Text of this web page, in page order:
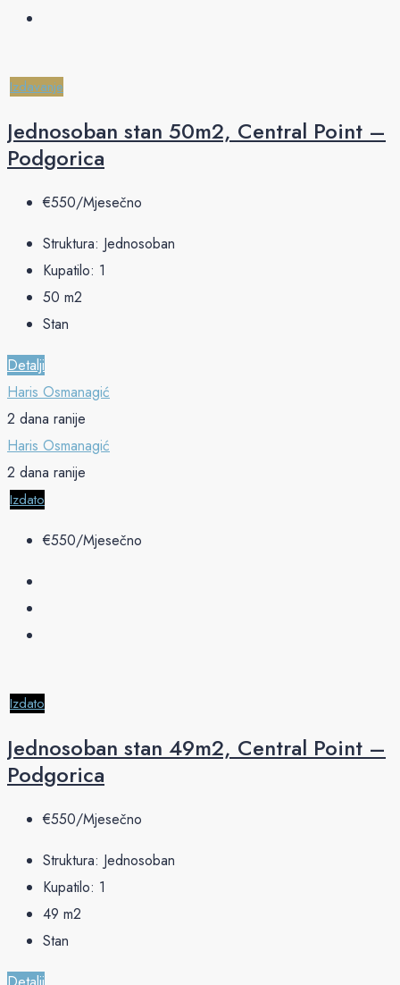
Izdavanje
Jednosoban stan 50m2, Central Point –
Podgorica
€‎550/Mjesečno
Struktura: Jednosoban
Kupatilo: 1
50 m2
Stan
Detalji
Haris Osmanagić
2 dana ranije
Haris Osmanagić
2 dana ranije
Izdato
€‎550/Mjesečno
Izdato
Jednosoban stan 49m2, Central Point –
Podgorica
€‎550/Mjesečno
Struktura: Jednosoban
Kupatilo: 1
49 m2
Stan